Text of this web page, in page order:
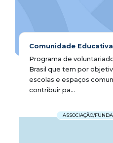
Comunidade Educativa
Programa de
Brasil que tem por
escolas e espaços
contribuir pa...
ASSOCIAÇÃO/